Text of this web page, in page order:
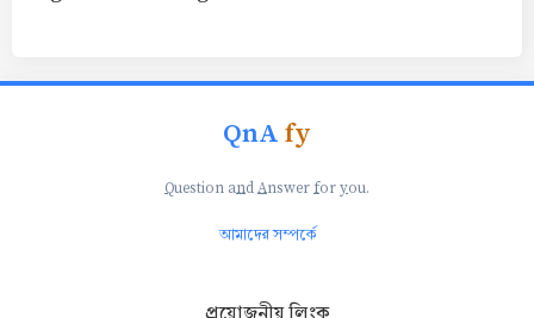
QnAfy
Question andAnswer foryou.
আমাদের সম্পর্কে